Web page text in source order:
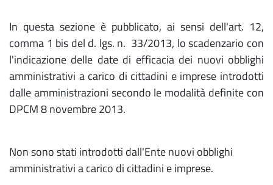
In questa sezione è pubblicato, ai sensi dell'art. 12,
comma 1 bis del d. lgs. n. 33/2013, lo scadenzario con
l'indicazione delle date di efficacia dei nuovi obblighi
amministrativi a carico di cittadini e imprese introdotti
dalle amministrazioni secondo le modalità definite con
DPCM 8 novembre 2013.
Non sono stati introdotti dall'Ente nuovi obblighi
amministrativi a carico di cittadini e imprese.